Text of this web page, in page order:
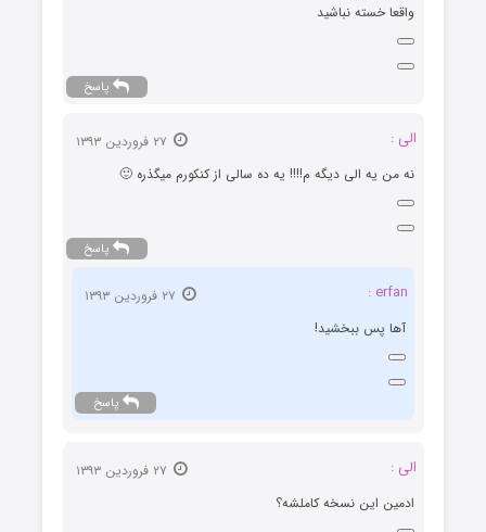
واقعا خسته نباشيد
پاسخ
الی :
نه من یه الی دیگه م!!!! یه ده سالی از کنکورم میگذره 🙂
پاسخ
erfan :
آها پس ببخشید!
پاسخ
الی :
ادمین این نسخه کاملشه؟